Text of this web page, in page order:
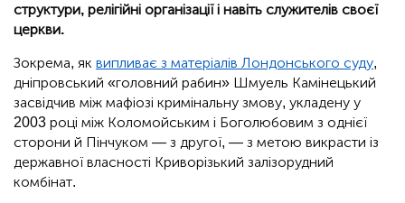
структури, релігійні організації і навіть служителів своєї
церкви.
Зокрема, як випливає з матеріалів Лондонського суду,
дніпровський «головний рабин» Шмуель Камінецький
засвідчив між мафіозі кримінальну змову, укладену у
2003 році між Коломойським і Боголюбовим з однієї
сторони й Пінчуком — з другої, — з метою викрасти із
державної власності Криворізький залізорудний
комбінат.